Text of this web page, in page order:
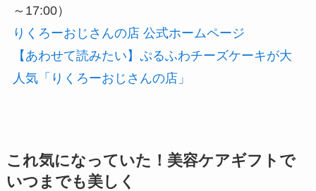
～17:00）
りくろーおじさんの店 公式ホームページ
【あわせて読みたい】ぷるふわチーズケーキが大
人気「りくろーおじさんの店」
これ気になっていた！美容ケアギフトで
いつまでも美しく